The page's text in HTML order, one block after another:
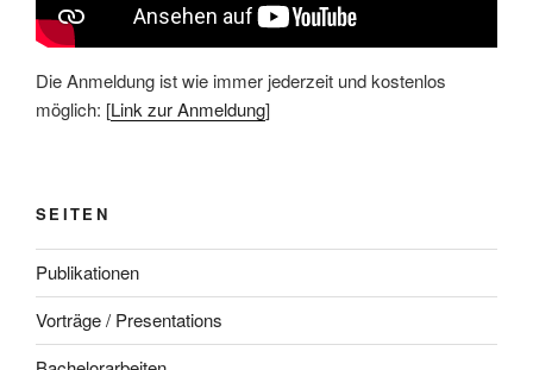
Die Anmeldung ist wie immer jederzeit und kostenlos
möglich: [Link zur Anmeldung]
SEITEN
Publikationen
Vorträge / Presentations